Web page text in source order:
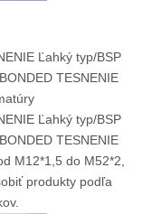
Ľahký typ/BSP
TESNENIE
Ľahký typ/BSP
TESNENIE
M12*1,5 do M52*2,
produkty podľa